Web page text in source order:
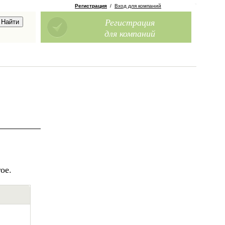
Регистрация / Вход для компаний
Регистрация
для компаний